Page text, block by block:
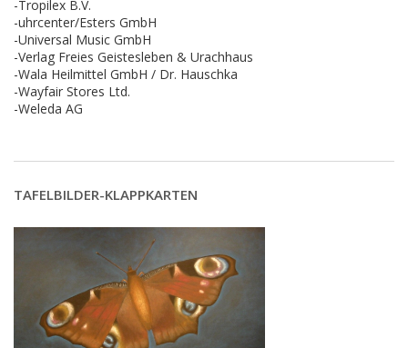
-Tropilex B.V.
-uhrcenter/Esters GmbH
-Universal Music GmbH
-Verlag Freies Geistesleben & Urachhaus
-Wala Heilmittel GmbH / Dr. Hauschka
-Wayfair Stores Ltd.
-Weleda AG
TAFELBILDER-KLAPPKARTEN